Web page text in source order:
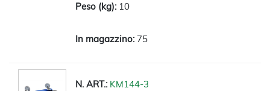
10
75
KM144-3